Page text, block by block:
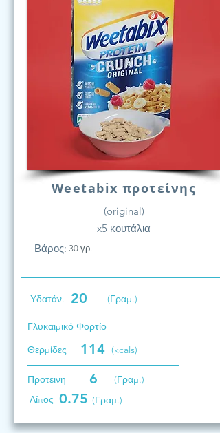
Weetabix προτείνης
(original)
x5 κουτάλια
Βάρος: 30 γρ.
Υδατάν. 20 (Γραμ.)
Γλυκαιμικό Φορτίο
Θερμίδες
114 (kcals)
Προτεινη 6
(Γραμ.)
Λίπος 0.75 (Γραμ.)